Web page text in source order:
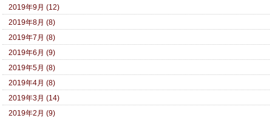
2019年9月 (12)
2019年8月 (8)
2019年7月 (8)
2019年6月 (9)
2019年5月 (8)
2019年4月 (8)
2019年3月 (14)
2019年2月 (9)